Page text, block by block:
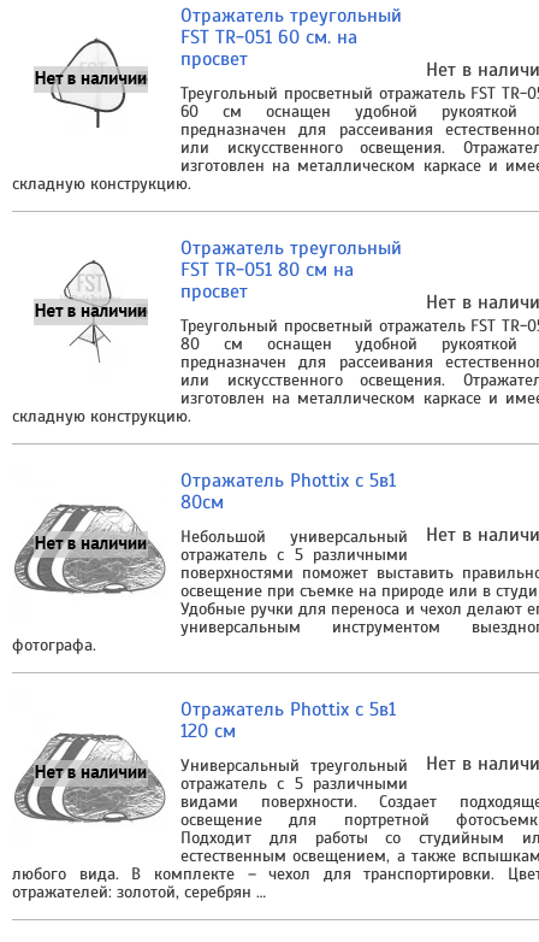
Нет в
Отражатель треугольный
FST TR-051 60 см. на
просвет
Треугольный просветный отражатель FST TR-
60 см оснащен удобной рукояткой
предназначен для рассеивания
или искусственного освещения.
изготовлен на металлическом каркасе и
складную конструкцию.
Нет в
Отражатель треугольный
FST TR-051 80 см на
просвет
Треугольный просветный отражатель FST TR-
80 см оснащен удобной рукояткой
предназначен для рассеивания
или искусственного освещения.
изготовлен на металлическом каркасе и
складную конструкцию.
Нет в
Отражатель Phottix с 5в1
80cм
Небольшой универсальный
отражатель с 5 различными
поверхностями поможет выставить
освещение при съемке на природе или в
Удобные ручки для переноса и чехол делают
универсальным инструментом
фотографа.
Нет в
Отражатель Phottix с 5в1
120 cм
Универсальный треугольный
отражатель с 5 различными
видами поверхности. Создает
освещение для портретной
Подходит для работы со студийным
естественным освещением, а также
любого вида. В комплекте – чехол для транспортировки.
отражателей: золотой, серебрян …